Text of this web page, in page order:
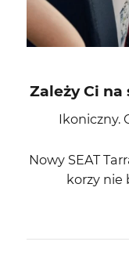
Zależy Ci
Ikoniczny.
Nowy SEAT
korzy nie